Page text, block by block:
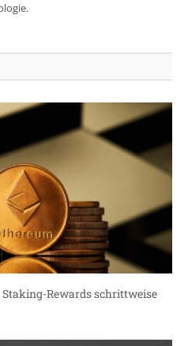
Rewards schrittweise